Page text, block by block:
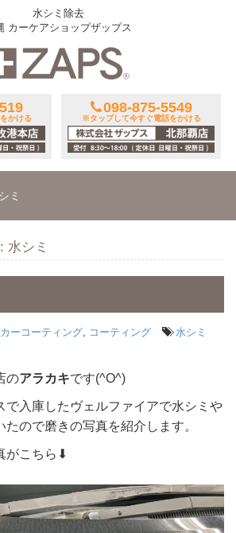
水シミ除去
カーケアショップザップス
かける
098-875-5549
※タップして今すぐ電話をかける
ミ
水シミ
カーコーティング コーティング 水シミ
のアラカキです(^O^)
で入庫したヴェルファイアで水シミや
ので磨きの写真を紹介します。
がこちら⬇︎